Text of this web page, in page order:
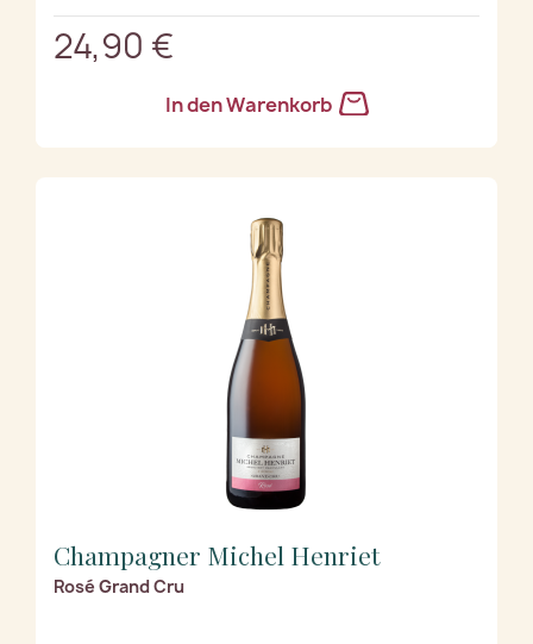
24,90 €
In den Warenkorb
Champagner Michel Henriet
Rosé Grand Cru